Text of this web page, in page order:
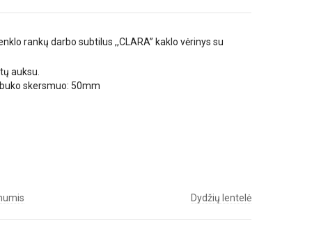
rankų darbo subtilus ,,CLARA” kaklo vėrinys su
auksu.
skersmuo: 50mm
Dydžių lentelė